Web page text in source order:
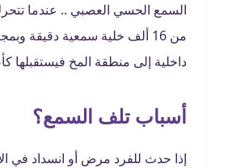
السمع الحسي العصبي .. عندما
من 16 ألف خلية سمعية دقيقة
داخلية إلى منطقة المخ فيستقبلها
أسباب تلف السمع؟
إذا حدث للفرد مرض أو انسداد في